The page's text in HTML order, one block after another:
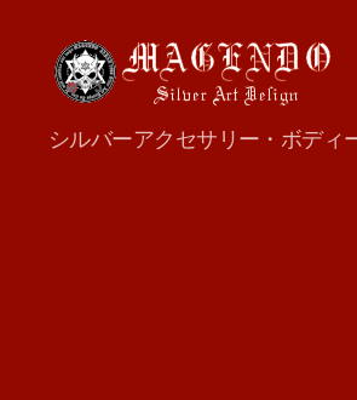
MAGENDO
JAPAN
シルバーアクセサリー・ボディ